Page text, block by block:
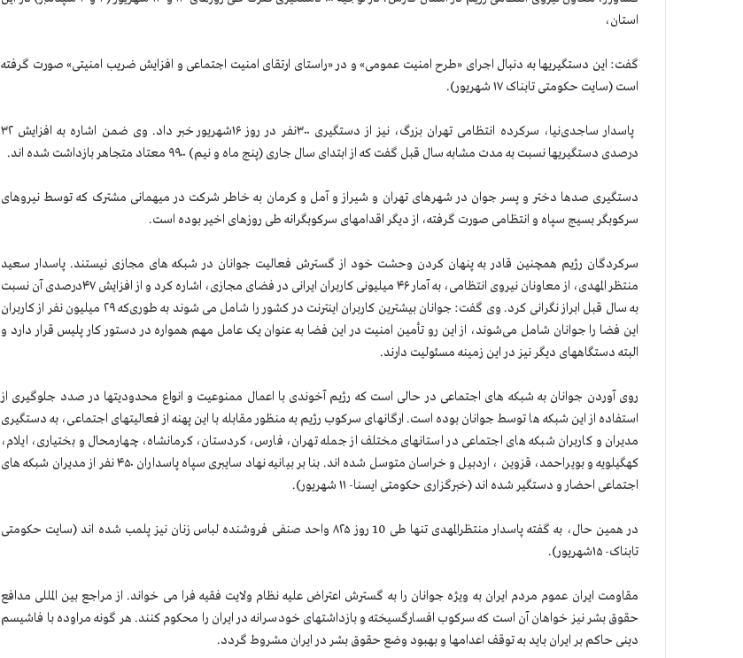
استان،
گفت: این دستگیریها به دنبال اجرای «طرح امنیت عمومی» و در «راستای ارتقای امنیت اجتماعی و افزایش ضریب امنیتی» صورت گرفته
است (سایت حکومتی تابناک ۱۷ شهریور).
پاسدار ساجدی‌نیا، سرکرده انتظامی تهران بزرگ، نیز از دستگیری ۳۰۰نفر در روز ۱۶شهریور خبر داد. وی ضمن اشاره به افزایش ۳۲
درصدی دستگیریها نسبت به مدت مشابه سال قبل گفت که از ابتدای سال جاری (پنج ماه و نیم) ۹۹۰۰ معتاد متجاهر بازداشت شده اند.
دستگیری صدها دختر و پسر جوان در شهرهای تهران و شیراز و آمل و کرمان به خاطر شرکت در میهمانی مشترک که توسط نیروهای
سرکوبگر بسیج سپاه و انتظامی صورت گرفته، از دیگر اقدامهای سرکوبگرانه طی روزهای اخیر بوده است.
سرکردگان رژیم همچنین قادر به پنهان کردن وحشت خود از گسترش فعالیت جوانان در شبکه های مجازی نیستند. پاسدار سعید
منتظر المهدی، از معاونان نیروی انتظامی، به آمار ۴۶ میلیونی کاربران ایرانی در فضای مجازی، اشاره کرد و از افزایش ۴۷درصدی آن نسبت
به سال قبل ابراز نگرانی کرد. وی گفت: جوانان بیشترین کاربران اینترنت در کشور را شامل می شوند به طوری‌که ۲۹ میلیون نفر از کاربران
این فضا را جوانان شامل می‌شوند، از این رو تأمین امنیت در این فضا به عنوان یک عامل مهم همواره در دستور کار پلیس قرار دارد و
البته دستگاههای دیگر نیز در این زمینه مسئولیت دارند.
روی آوردن جوانان به شبکه های اجتماعی در حالی است که رژیم آخوندی با اعمال ممنوعیت و انواع محدودیتها در صدد جلوگیری از
استفاده از این شبکه ها توسط جوانان بوده است. ارگانهای سرکوب رژیم به منظور مقابله با این پهنه از فعالیتهای اجتماعی، به دستگیری
مدیران و کاربران شبکه های اجتماعی در استانهای مختلف از جمله تهران، فارس، کردستان، کرمانشاه، چهارمحال و بختیاری، ایلام،
کهگیلویه و بویراحمد، قزوین ، اردبیل و خراسان متوسل شده اند. بنا بر بیانیه نهاد سایبری سپاه پاسداران ۴۵۰ نفر از مدیران شبکه های
اجتماعی احضار و دستگیر شده اند (خبرگزاری حکومتی ایسنا- ۱۱ شهریور).
در همین حال، به گفته پاسدار منتظرالمهدی تنها طی 10 روز ۸۲۵ واحد صنفی فروشنده لباس زنان نیز پلمب شده اند (سایت حکومتی
تابناک- ۱۵شهریور).
مقاومت ایران عموم مردم ایران به ویژه جوانان را به گسترش اعتراض علیه نظام ولایت فقیه فرا می خواند. از مراجع بین المللی مدافع
حقوق بشر نیز خواهان آن است که سرکوب افسارگسیخته و بازداشتهای خودسرانه در ایران را محكوم کنند. هر گونه مراوده با فاشیسم
دینی حاکم بر ایران باید به توقف اعدامها و بهبود وضع حقوق بشر در ایران مشروط گردد.